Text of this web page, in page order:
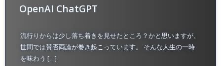
OpenAI ChatGPT
流行りからは少し落ち着きを見せたところ？かと思いますが、
世間では賛否両論が巻き起こっています。 そんな人生の一時
を味わう […]